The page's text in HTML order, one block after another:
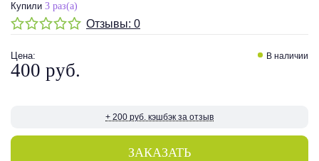
Купили 3 раз(а)
Отзывы: 0
Цена:
400 руб.
В наличии
ЗАКАЗАТЬ
+ 200 руб. кэшбэк за отзыв